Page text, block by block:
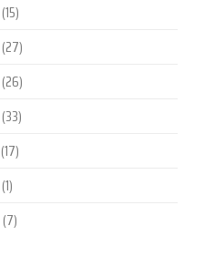
(15)
(27)
(26)
(33)
(17)
(1)
(7)